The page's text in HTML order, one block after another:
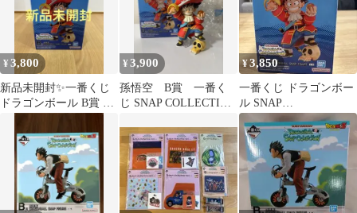
¥3,800
新品未開封✨一番くじ
ドラゴンボール B賞 孫
悟空
¥3,900
孫悟空 B賞 一番く
じ SNAP COLLECTION
¥3,850
一番くじ ドラゴンボー
ル SNAP
COLLECTION2 B賞 孫
悟空